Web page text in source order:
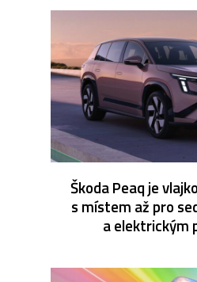
Škoda Peaq je
s místem až pro
a elektrickým